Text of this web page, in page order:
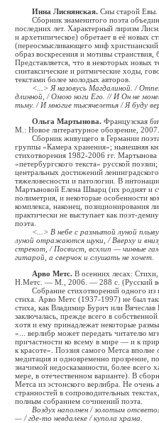
Инна Лиснянская. Сны старой
Сборник знаменитого поэта
последних лет. Характерный лиризм
и архетипическое) обретает в её новых
(переосмысливающего миф
образ воскресения и мотивы
Представляется, что в некоторых новых
синтаксические и ритмические ходы,
текстами более молодых авторов.
<...> Я назовусь Магдалиной. /
длинной, / Омою ноги Его. // И Он не
тьму. / И многие тысячелетья / Я буду
Ольга Мартынова. Французская
М.: Новое литературное обозрение,
Сборник живущего в Германии поэта.
группы «Камера хранения»; нынешняя
стихотворения 1982-2006 гг.
«петербургского текста» русской
центральных достижений
тяжеловесности и патологии. В
Мартыновой Елена Шварц (их роднят и
полиметрия, и некоторые особенности
комплекса, наконец, позиционирования
практически не выступает как поэт-
поэта.
<...> В небе с размытой луной
луной отражаются щуки, / Вверху и
стрекот, / Посвист, всхлип — чинные
гитарой, а сверчок и слушать не хочет.
Арво Метс. В осенних лесах:
Н.Метс. — М., 2006. — 288 с. (Русский
Собрание стихотворений одного из
стиха. Арво Метс (1937-1997) не был
стиха, как Владимир Бурич или
заключалась, прежде всего в
хотя и ему принадлежат некоторые
«... верлибр может передать читателю
причастности ко всему в мире — и к
к красоте». Поэзия самого Метса
медитация и одновременно прозрение,
значимой недосказанности, более всего
мере, в отечественном варианте). В
Метса из эстонского верлибра. Не очень
странностей в сопроводительных
полным собранием сочинений поэта.
Воздух наполнен / золотым
— / где-то невдалеке / купола храма.